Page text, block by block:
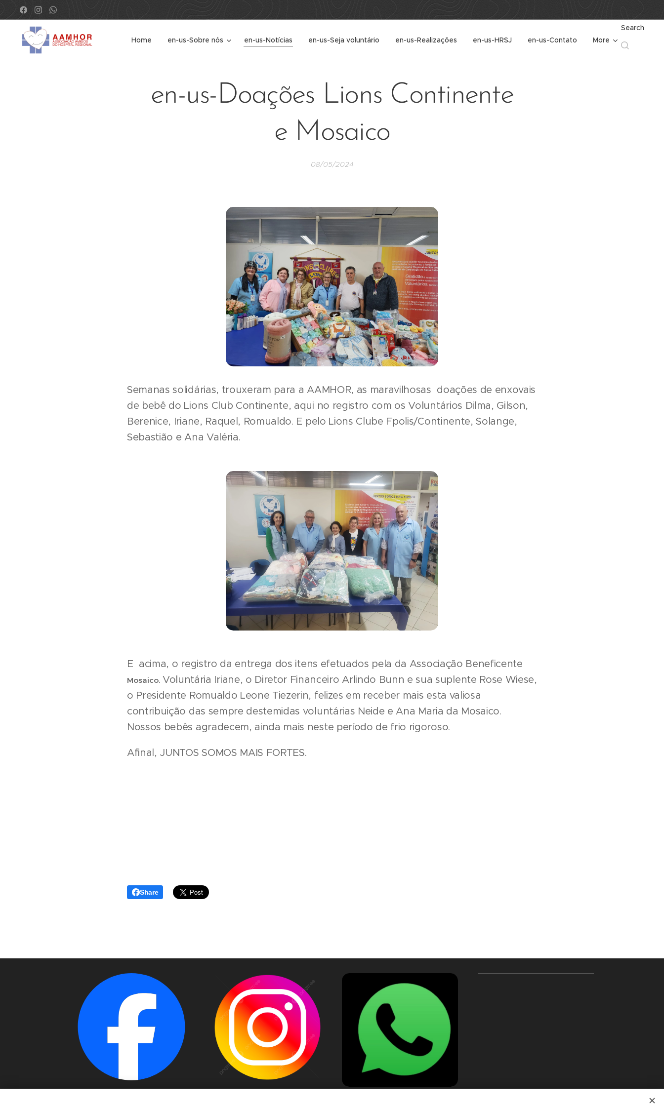
Home en-us-Sobre nós en-us-Notícias en-us-Seja voluntário en-us-Realizações en-us-HRSJ en-us-Contato More
Search
en-us-Doações Lions Continente
e Mosaico
08/05/2024
Semanas solidárias, trouxeram para a AAMHOR, as maravilhosas doações de enxovais
de bebê do Lions Club Continente, aqui no registro com os Voluntários Dilma, Gilson,
Berenice, Iriane, Raquel, Romualdo. E pelo Lions Clube Fpolis/Continente, Solange,
Sebastião e Ana Valéria.
E acima, o registro da entrega dos itens efetuados pela da Associação Beneficente
Mosaico. Voluntária Iriane, o Diretor Financeiro Arlindo Bunn e sua suplente Rose Wiese,
o Presidente Romualdo Leone Tiezerin, felizes em receber mais esta valiosa
contribuição das sempre destemidas voluntárias Neide e Ana Maria da Mosaico.
Nossos bebês agradecem, ainda mais neste período de frio rigoroso.
Afinal, JUNTOS SOMOS MAIS FORTES.
Share